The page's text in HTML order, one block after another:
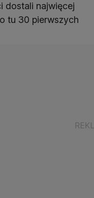
dostali najwięcej
tu 30 pierwszych